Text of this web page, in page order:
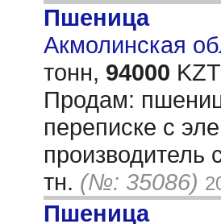
Пшеница
Акмолинская
тонн, 94000
Продам:
переписке с
производитель
тн. (№: 35086)
Пшеница